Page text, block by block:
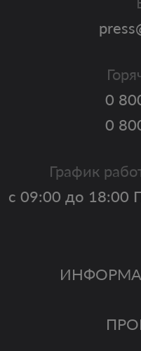
0
0
График
с 09:00 до 18:00